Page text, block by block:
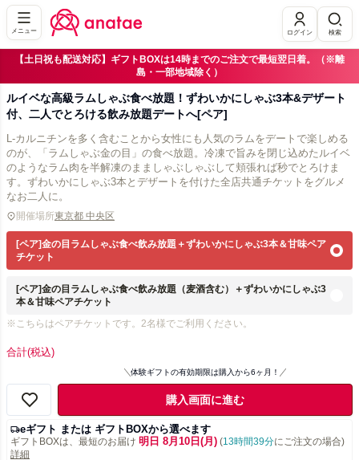
メニュー ログイン 検索
【土日祝も配送対応】ギフトBOXは14時までのご注文で最短翌日着。（※離
島・一部地域除く）
ルイベな高級ラムしゃぶ食べ放題！ずわいかにしゃぶ3本&デザート
付、二人でとろける飲み放題デートへ[ペア]
L-カルニチンを多く含むことから女性にも人気のラムをデートで楽しめる
のが、「ラムしゃぶ金の目」の食べ放題。冷凍で旨みを閉じ込めたルイベ
のようなラム肉を半解凍のまましゃぶしゃぶして頬張れば秒でとろけま
す。ずわいかにしゃぶ3本とデザートを付けた全店共通チケットをグルメ
なお二人に。
開催場所東京都 中央区
[ペア]金の目ラムしゃぶ食べ飲み放題＋ずわいかにしゃぶ3本＆甘味ペア
チケット
[ペア]金の目ラムしゃぶ食べ飲み放題（麦酒含む）＋ずわいかにしゃぶ3
本＆甘味ペアチケット
※こちらはペアチケットです。2名様でご利用ください。
合計(税込)
体験ギフトの有効期限は購入から6ヶ月！
購入画面に進む
eギフト または ギフトBOXから選べます
ギフトBOXは、最短のお届け 明日 8月10日(月) (13時間39分にご注文の場合)
詳細